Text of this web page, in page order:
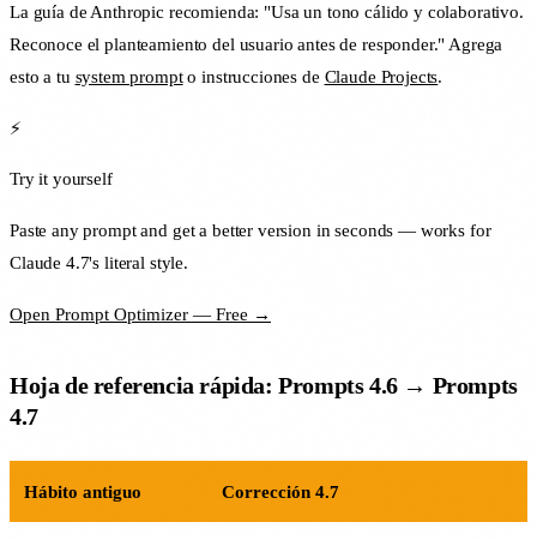
La guía de Anthropic recomienda: "Usa un tono cálido y colaborativo.
Reconoce el planteamiento del usuario antes de responder." Agrega
esto a tu system prompto instrucciones de Claude Projects.
⚡
Try it yourself
Paste any prompt and get a better version in seconds — works for
Claude 4.7's literal style.
Open Prompt Optimizer — Free →
Hoja de referencia rápida: Prompts 4.6 → Prompts
4.7
Hábito antiguo Corrección 4.7